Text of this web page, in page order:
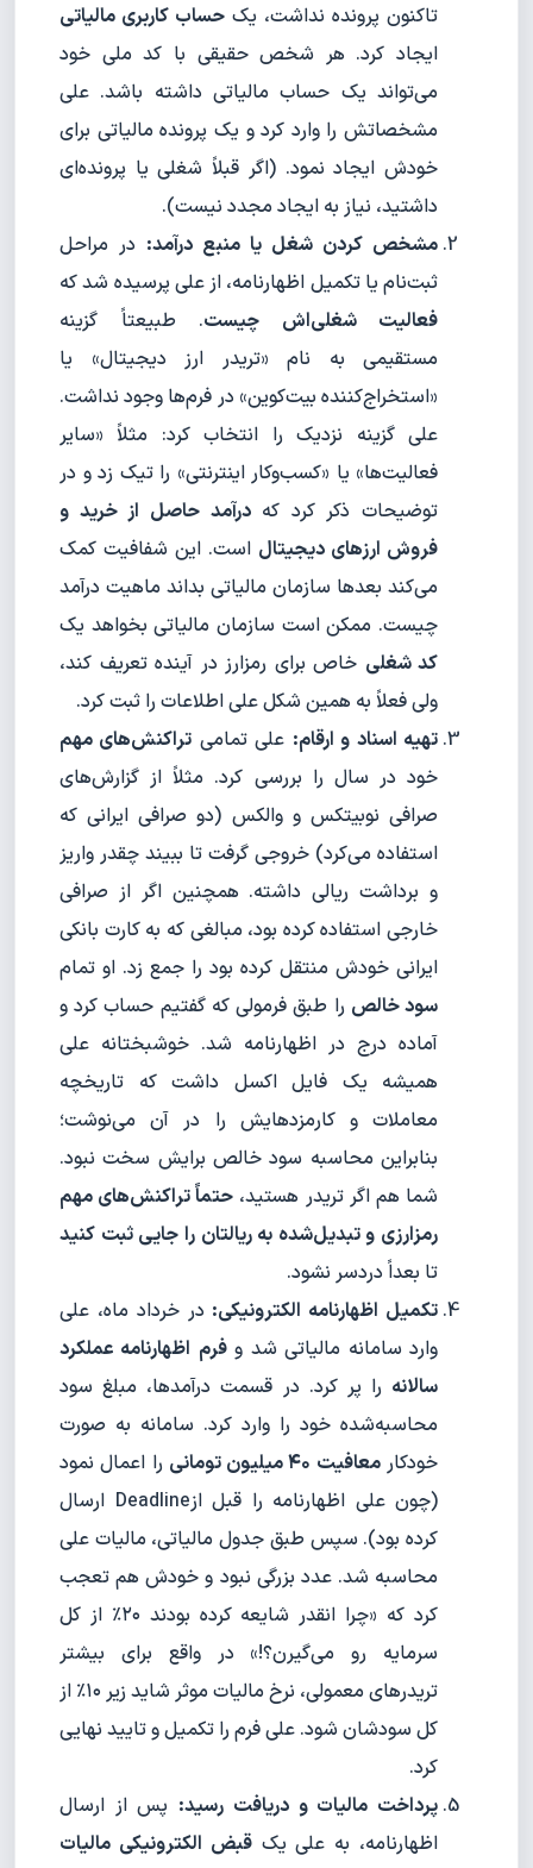
تاکنون پرونده نداشت، یک حساب کاربری مالیاتی
ایجاد کرد. هر شخص حقیقی با کد ملی خود
می‌تواند یک حساب مالیاتی داشته باشد. علی
مشخصاتش را وارد کرد و یک پرونده مالیاتی برای
خودش ایجاد نمود. (اگر قبلاً شغلی یا پرونده‌ای
داشتید، نیاز به ایجاد مجدد نیست).
مشخص کردن شغل یا منبع درآمد: در مراحل
ثبت‌نام یا تکمیل اظهارنامه، از علی پرسیده شد که
فعالیت شغلی‌اش چیست. طبیعتاً گزینه
مستقیمی به نام «تریدر ارز دیجیتال» یا
«استخراج‌کننده بیت‌کوین» در فرم‌ها وجود نداشت.
علی گزینه نزدیک را انتخاب کرد: مثلاً «سایر
فعالیت‌ها» یا «کسب‌وکار اینترنتی» را تیک زد و در
توضیحات ذکر کرد کهدرآمد حاصل از خرید و
فروش ارزهای دیجیتال است. این شفافیت کمک
می‌کند بعدها سازمان مالیاتی بداند ماهیت درآمد
چیست. ممکن است سازمان مالیاتی بخواهد یک
کد شغلی خاص برای رمزارز در آینده تعریف کند،
ولی فعلاً به همین شکل علی اطلاعات را ثبت کرد.
تهیه اسناد و ارقام: علی تمامی تراکنش‌های مهم
خود در سال را بررسی کرد. مثلاً از گزارش‌های
صرافی نوبیتکس و والکس (دو صرافی ایرانی که
استفاده می‌کرد) خروجی گرفت تا ببیند چقدر واریز
و برداشت ریالی داشته. همچنین اگر از صرافی
خارجی استفاده کرده بود، مبالغی که به کارت بانکی
ایرانی خودش منتقل کرده بود را جمع زد. او تمام
سود خالص را طبق فرمولی که گفتیم حساب کرد و
آماده درج در اظهارنامه شد. خوشبختانه علی
همیشه یک فایل اکسل داشت که تاریخچه
معاملات و کارمزدهایش را در آن می‌نوشت؛
بنابراین محاسبه سود خالص برایش سخت نبود.
شما هم اگر تریدر هستید، حتماً تراکنش‌های مهم
رمزارزی و تبدیل‌شده به ریالتان را جایی ثبت کنید
تا بعداً دردسر نشود.
تکمیل اظهارنامه الکترونیکی: در خرداد ماه، علی
وارد سامانه مالیاتی شد وفرم اظهارنامه عملکرد
سالانه را پر کرد. در قسمت درآمدها، مبلغ سود
محاسبه‌شده خود را وارد کرد. سامانه به صورت
خودکارمعافیت ۴۰ میلیون تومانی
را اعمال نمود
(چون علی اظهارنامه را قبل ازDeadline ارسال
کرده بود). سپس طبق جدول مالیاتی، مالیات علی
محاسبه شد. عدد بزرگی نبود و خودش هم تعجب
کرد که «چرا انقدر شایعه کرده بودند ۲۰٪ از کل
سرمایه رو می‌گیرن؟!» در واقع برای بیشتر
تریدرهای معمولی، نرخ مالیات موثر شاید زیر ۱۰٪ از
کل سودشان شود. علی فرم را تکمیل و تایید نهایی
کرد.
پرداخت مالیات و دریافت رسید: پس از ارسال
اظهارنامه، به علی یکقبض الکترونیکی مالیات